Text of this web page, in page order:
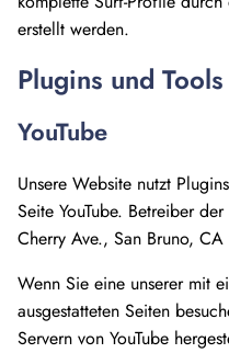
erstellt werden.
Plugins und Tools
YouTube
Unsere Website nutzt
Seite YouTube. Betreiber
Cherry Ave., San Bruno,
Wenn Sie eine unserer mit
ausgestatteten Seiten
Servern von YouTube